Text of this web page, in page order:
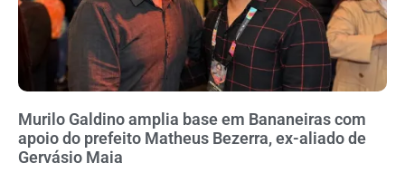
Murilo Galdino amplia base em Bananeiras com
apoio do prefeito Matheus Bezerra, ex-aliado de
Gervásio Maia